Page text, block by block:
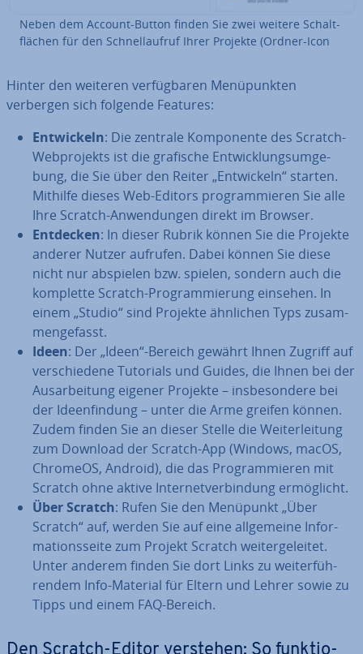
Neben dem Account-Button finden Sie zwei weitere Schalt­
flä­chen für den Schnell­auf­ruf Ihrer Projekte (Ordner-Icon
Hinter den weiteren ver­füg­ba­ren Me­nü­punk­ten
verbergen sich folgende Features:
Ent­wi­ckeln: Die zentrale Kom­po­nen­te des Scratch-
Web­pro­jekts ist die grafische Ent­wick­lungs­um­ge­
bung, die Sie über den Reiter „Ent­wi­ckeln“ starten.
Mithilfe dieses Web-Editors pro­gram­mie­ren Sie alle
Ihre Scratch-An­wen­dun­gen direkt im Browser.
Entdecken: In dieser Rubrik können Sie die Projekte
anderer Nutzer aufrufen. Dabei können Sie diese
nicht nur abspielen bzw. spielen, sondern auch die
komplette Scratch-Pro­gram­mie­rung einsehen. In
einem „Studio“ sind Projekte ähnlichen Typs zu­sam­
men­ge­fasst.
Ideen: Der „Ideen“-Bereich gewährt Ihnen Zugriff auf
ver­schie­de­ne Tutorials und Guides, die Ihnen bei der
Aus­ar­bei­tung eigener Projekte – ins­be­son­de­re bei
der Ideen­fin­dung – unter die Arme greifen können.
Zudem finden Sie an dieser Stelle die Wei­ter­lei­tung
zum Download der Scratch-App (Windows, macOS,
ChromeOS, Android), die das Pro­gram­mie­ren mit
Scratch ohne aktive In­ter­net­ver­bin­dung er­mög­licht.
Über Scratch: Rufen Sie den Menüpunkt „Über
Scratch“ auf, werden Sie auf eine all­ge­mei­ne In­for­
ma­ti­ons­sei­te zum Projekt Scratch wei­ter­ge­lei­tet.
Unter anderem finden Sie dort Links zu wei­ter­füh­
ren­dem Info-Material für Eltern und Lehrer sowie zu
Tipps und einem FAQ-Bereich.
Den Scratch-Editor verstehen: So funk­tio­